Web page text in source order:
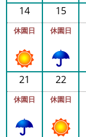
年
の
ラ
キ
グ
年
14
休園日
15
休園日
21
休園日
22
休園日